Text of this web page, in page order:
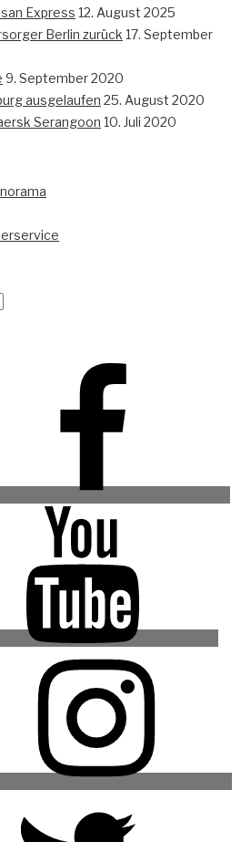
Express 12. August 2025
Berlin zurück 17. September
9. September 2020
ausgelaufen 25. August 2020
Serangoon 10. Juli 2020